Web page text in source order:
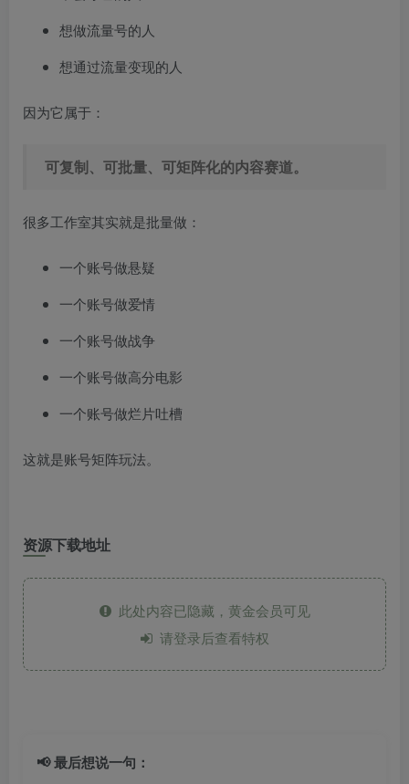
想做流量号的人
想通过流量变现的人
因为它属于：
可复制、可批量、可矩阵化的内容赛道。
很多工作室其实就是批量做：
一个账号做悬疑
一个账号做爱情
一个账号做战争
一个账号做高分电影
一个账号做烂片吐槽
这就是账号矩阵玩法。
资源下载地址
此处内容已隐藏，黄金会员可见
请登录后查看特权
📢 最后想说一句：